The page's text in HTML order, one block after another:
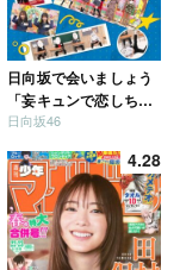
日向坂で会いましょう
「妄キュンで恋しちゃ
いましょう」「どっち
う」「ご褒美でロケし
ましょう」「フレンド
リーになりましょう」
「笑って卒業を祝いま
しょう」 [Blu-ray]
日向坂46
4.28